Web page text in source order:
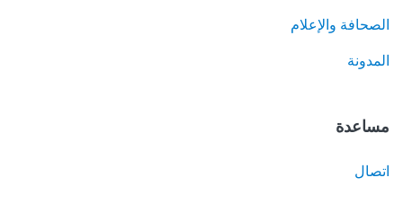
الصحافة والإعلام
المدونة
مساعدة
اتصال